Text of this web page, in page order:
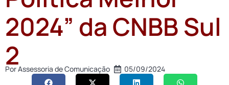
2024” da CNBB Sul
2
PorAssessoria de Comunicação 05/09/2024